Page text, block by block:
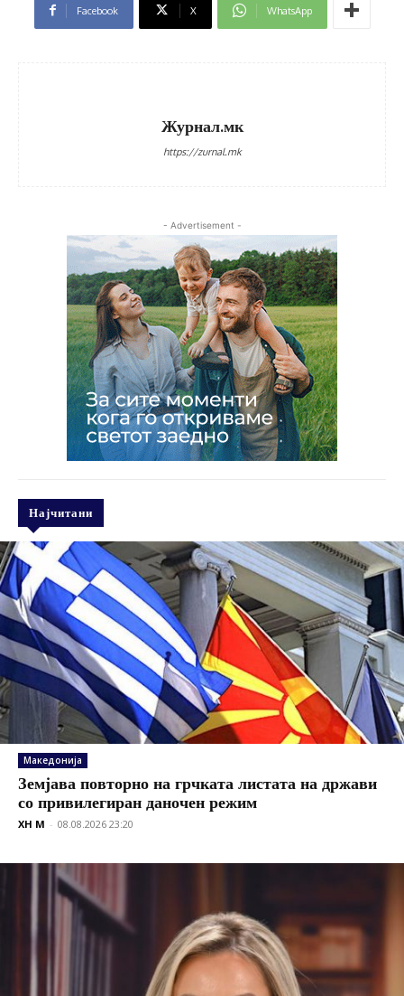
Facebook X WhatsApp
Журнал.мк
https://zurnal.mk
- Advertisement -
Најчитани
Македонија
Земјава повторно на грчката листата на држави
со привилегиран даночен режим
XH M - 08.08.2026 23:20